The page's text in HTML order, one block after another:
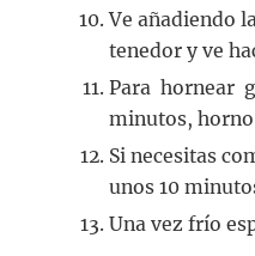
Ve añadiendo
tenedor y ve
Para hornear
minutos, horno
Si necesitas
unos 10
Una vez frío